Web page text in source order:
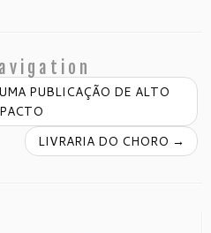
PUBLICAÇÃO DE ALTO
LIVRARIA DO CHORO →